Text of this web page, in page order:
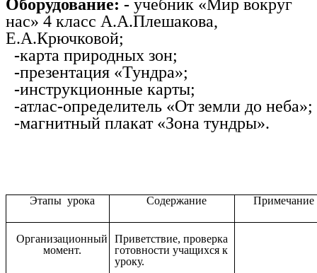
Оборудование: - учебник «Мир вокруг
нас» 4 класс А.А.Плешакова,
Е.А.Крючковой;
-карта природных зон;
-презентация «Тундра»;
-инструкционные карты;
-атлас-определитель «От земли до неба»;
-магнитный плакат «Зона тундры».
Этапы урока Содержание Примечание
Организационный
момент.
Приветствие, проверка
готовности учащихся к
уроку.